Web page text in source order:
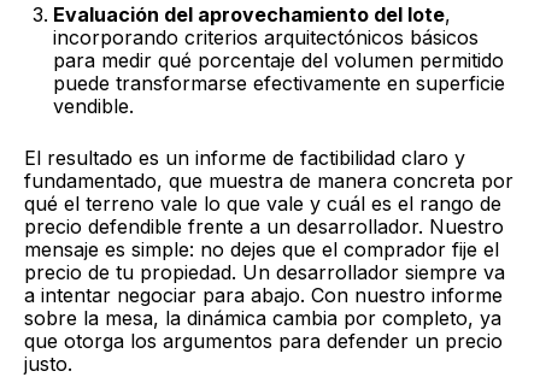
Evaluación del aprovechamiento del lote,
incorporando criterios arquitectónicos básicos
para medir qué porcentaje del volumen permitido
puede transformarse efectivamente en superficie
vendible.
El resultado es un informe de factibilidad claro y
fundamentado, que muestra de manera concreta por
qué el terreno vale lo que vale y cuál es el rango de
precio defendible frente a un desarrollador. Nuestro
mensaje es simple: no dejes que el comprador fije el
precio de tu propiedad. Un desarrollador siempre va
a intentar negociar para abajo. Con nuestro informe
sobre la mesa, la dinámica cambia por completo, ya
que otorga los argumentos para defender un precio
justo.